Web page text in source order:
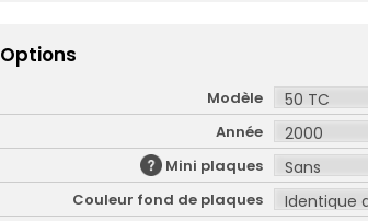
Options
Modèle
Année
Mini plaques
Couleur fond de plaques